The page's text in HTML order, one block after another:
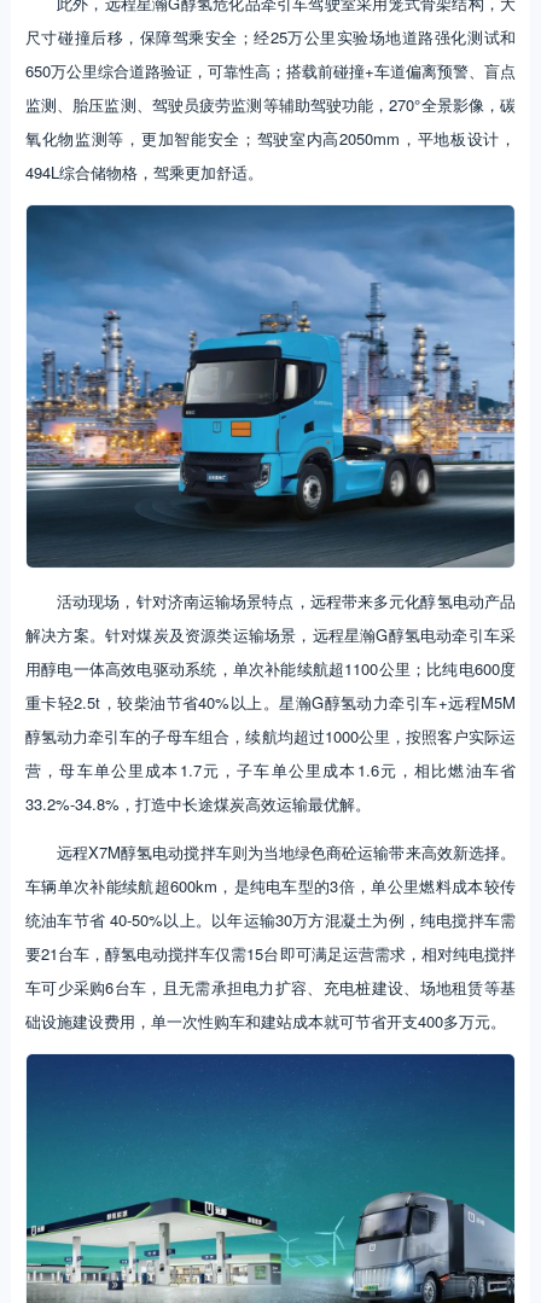
尺寸碰撞后移，保障驾乘安全；经25万公里实验场地道路强化测试和
650万公里综合道路验证，可靠性高；搭载前碰撞+车道偏离预警、盲点
监测、胎压监测、驾驶员疲劳监测等辅助驾驶功能，270°全景影像，碳
氧化物监测等，更加智能安全；驾驶室内高2050mm，平地板设计，
494L综合储物格，驾乘更加舒适。
活动现场，针对济南运输场景特点，远程带来多元化醇氢电动产品
解决方案。针对煤炭及资源类运输场景，远程星瀚G醇氢电动牵引车采
用醇电一体高效电驱动系统，单次补能续航超1100公里；比纯电600度
重卡轻2.5t，较柴油节省40%以上。星瀚G醇氢动力牵引车+远程M5M
醇氢动力牵引车的子母车组合，续航均超过1000公里，按照客户实际运
营，母车单公里成本1.7元，子车单公里成本1.6元，相比燃油车省
33.2%-34.8%，打造中长途煤炭高效运输最优解。
远程X7M醇氢电动搅拌车则为当地绿色商砼运输带来高效新选择。
车辆单次补能续航超600km，是纯电车型的3倍，单公里燃料成本较传
统油车节省 40-50%以上。以年运输30万方混凝土为例，纯电搅拌车需
要21台车，醇氢电动搅拌车仅需15台即可满足运营需求，相对纯电搅拌
车可少采购6台车，且无需承担电力扩容、充电桩建设、场地租赁等基
础设施建设费用，单一次性购车和建站成本就可节省开支400多万元。